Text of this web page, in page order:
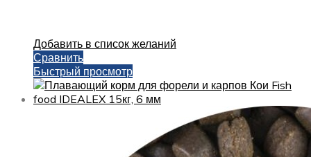
Добавить в список желаний
Сравнить
Быстрый просмотр